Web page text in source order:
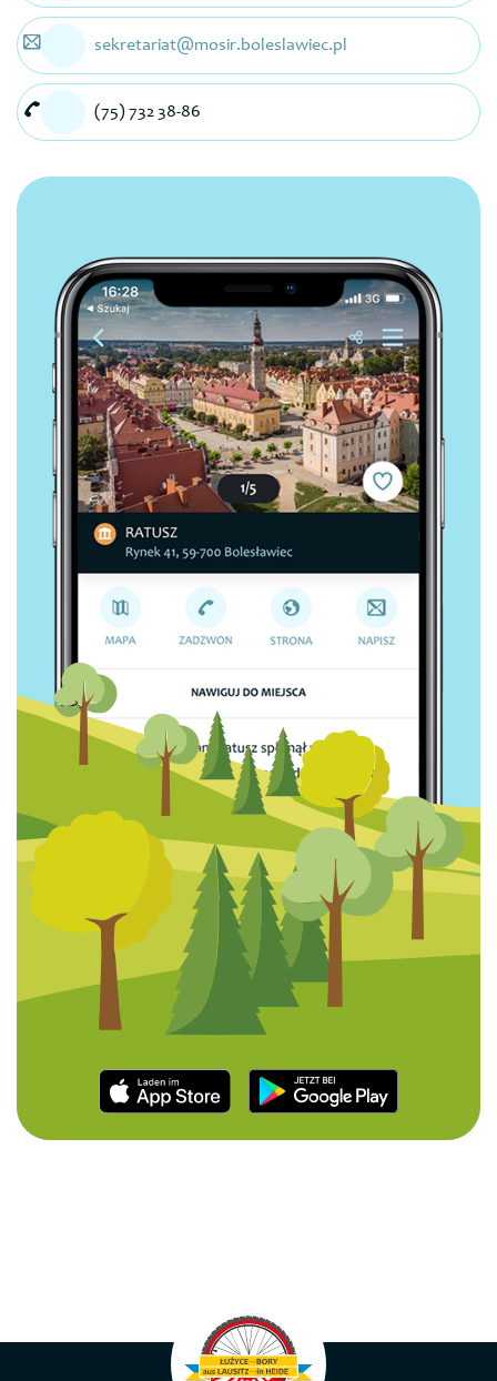
sekretariat@mosir.boleslawiec.pl
(75) 732 38-86